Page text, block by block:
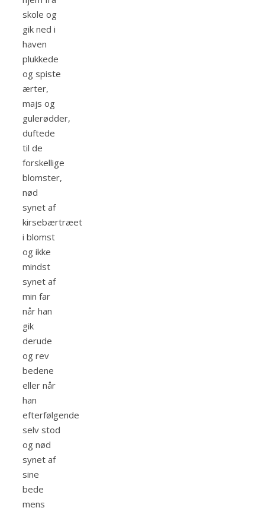
skole og
gik ned i
haven
plukkede
og spiste
ærter,
majs og
gulerødder,
duftede
til de
forskellige
blomster,
nød
synet af
kirsebærtræet
i blomst
og ikke
mindst
synet af
min far
når han
gik
derude
og rev
bedene
eller når
han
efterfølgende
selv stod
og nød
synet af
sine
bede
mens